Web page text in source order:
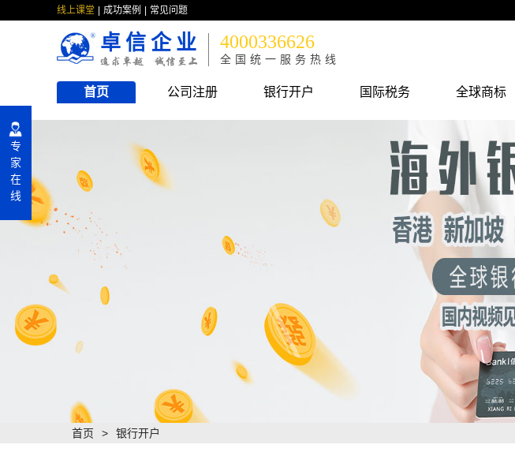
线上课堂 成功案例 常见问题
卓信企业 4000336626
全国统一服务热线
首页 公司注册 银行开户 国际税务 全球商标
首页 > 银行开户
专
家
在
线